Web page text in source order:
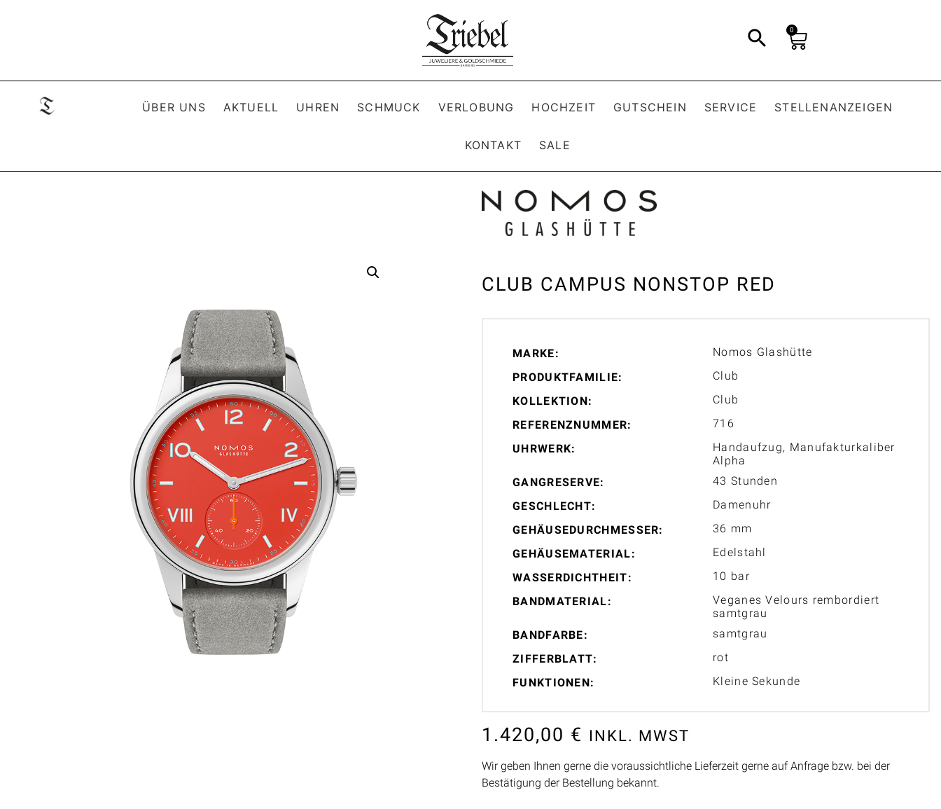
0
ÜBER UNS AKTUELL UHREN SCHMUCK VERLOBUNG HOCHZEIT GUTSCHEIN SERVICE STELLENANZEIGEN
KONTAKT SALE
CLUB CAMPUS NONSTOP RED
MARKE:
Nomos Glashütte
PRODUKTFAMILIE:
Club
KOLLEKTION:
Club
REFERENZNUMMER:
716
UHRWERK:
Handaufzug, Manufakturkaliber
Alpha
GANGRESERVE:
43 Stunden
GESCHLECHT:
Damenuhr
GEHÄUSEDURCHMESSER:
36 mm
GEHÄUSEMATERIAL:
Edelstahl
WASSERDICHTHEIT:
10 bar
BANDMATERIAL:
Veganes Velours rembordiert
samtgrau
BANDFARBE:
samtgrau
ZIFFERBLATT:
rot
FUNKTIONEN:
Kleine Sekunde
1.420,00 € INKL. MWST
Wir geben Ihnen gerne die voraussichtliche Lieferzeit gerne auf Anfrage bzw. bei der
Bestätigung der Bestellung bekannt.